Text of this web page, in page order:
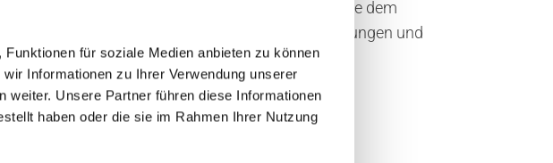
für soziale Medien anbieten zu können
Informationen zu Ihrer Verwendung unserer
weiter. Unsere Partner führen diese Informationen
haben oder die sie im Rahmen Ihrer Nutzung
freundlichen und kompetenten Team, sowie dem
Maschinenpark, setzen wir Ihre Vorstellungen und
fachgerecht und sauber um.